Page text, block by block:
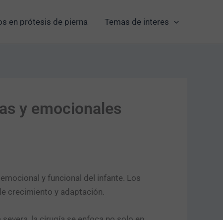
en prótesis de pierna Temas de interes
y emocionales
y funcional del infante. Los
crecimiento y adaptación.